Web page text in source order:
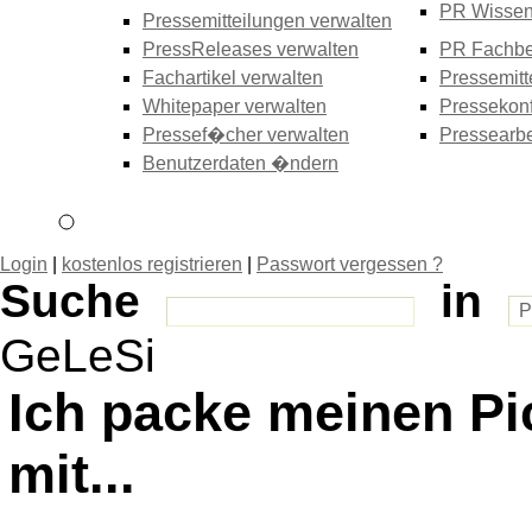
Pressemitteilungen verwalten
PressReleases verwalten
Fachartikel verwalten
Whitepaper verwalten
Pressef�cher verwalten
Benutzerdaten �ndern
PR
PR
Login kostenlos registrieren Passwort vergessen ?
Suche
in
GeLeSi
Ich packe meinen
mit...